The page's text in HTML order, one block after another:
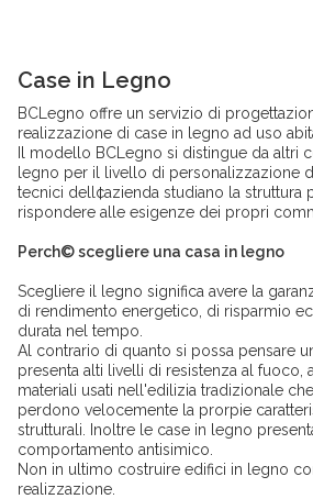
Case in Legno
BCLegno offre un servizio di
realizzazione di case in legno ad uso
Il modello BCLegno si distingue da altri
legno per il livello di personalizzazione
tecnici dell¢azienda studiano la struttura
rispondere alle esigenze dei propri
Perch© scegliere una casa in legno
Scegliere il legno significa avere la
di rendimento energetico, di risparmio
durata nel tempo.
Al contrario di quanto si possa pensare
presenta alti livelli di resistenza al fuoco,
materiali usati nell'edilizia tradizionale
perdono velocemente la prorpie
strutturali. Inoltre le case in legno
comportamento antisimico.
Non in ultimo costruire edifici in legno
realizzazione.